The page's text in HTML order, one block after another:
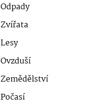
Odpady
Zvířata
Lesy
Ovzduší
Zemědělství
Počasí